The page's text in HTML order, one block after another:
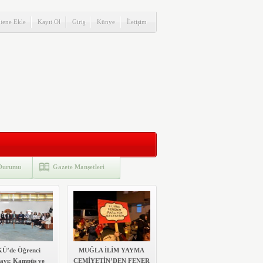
Ekle Kayıt Ol Giriş Künye İletişim
Gazete Manşetleri
Öğrenci
Kampüs ve
MUĞLA İLİM YAYMA
CEMİYETİN’DEN FENER